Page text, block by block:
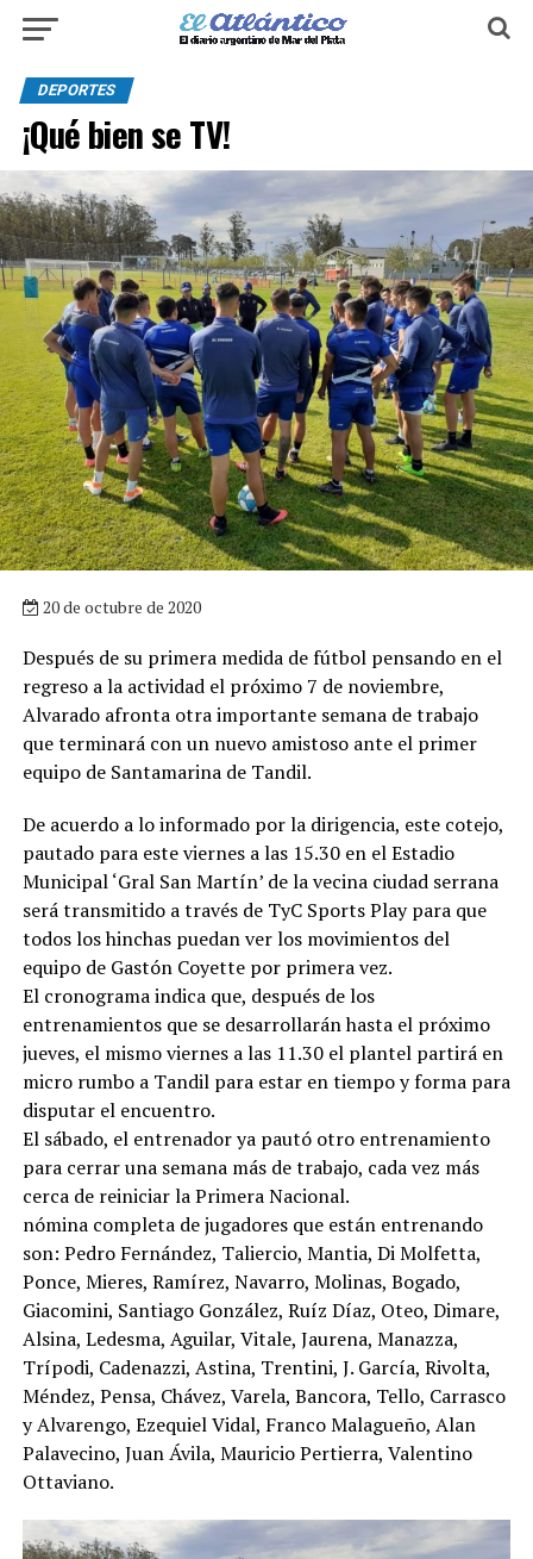
DEPORTES
¡Qué bien se TV!
20 de octubre de 2020
Después de su primera medida de fútbol pensando en el
regreso a la actividad el próximo 7 de noviembre,
Alvarado afronta otra importante semana de trabajo
que terminará con un nuevo amistoso ante el primer
equipo de Santamarina de Tandil.
De acuerdo a lo informado por la dirigencia, este cotejo,
pautado para este viernes a las 15.30 en el Estadio
Municipal ‘Gral San Martín’ de la vecina ciudad serrana
será transmitido a través de TyC Sports Play para que
todos los hinchas puedan ver los movimientos del
equipo de Gastón Coyette por primera vez.
El cronograma indica que, después de los
entrenamientos que se desarrollarán hasta el próximo
jueves, el mismo viernes a las 11.30 el plantel partirá en
micro rumbo a Tandil para estar en tiempo y forma para
disputar el encuentro.
El sábado, el entrenador ya pautó otro entrenamiento
para cerrar una semana más de trabajo, cada vez más
cerca de reiniciar la Primera Nacional.
nómina completa de jugadores que están entrenando
son: Pedro Fernández, Taliercio, Mantia, Di Molfetta,
Ponce, Mieres, Ramírez, Navarro, Molinas, Bogado,
Giacomini, Santiago González, Ruíz Díaz, Oteo, Dimare,
Alsina, Ledesma, Aguilar, Vitale, Jaurena, Manazza,
Trípodi, Cadenazzi, Astina, Trentini, J. García, Rivolta,
Méndez, Pensa, Chávez, Varela, Bancora, Tello, Carrasco
y Alvarengo, Ezequiel Vidal, Franco Malagueño, Alan
Palavecino, Juan Ávila, Mauricio Pertierra, Valentino
Ottaviano.